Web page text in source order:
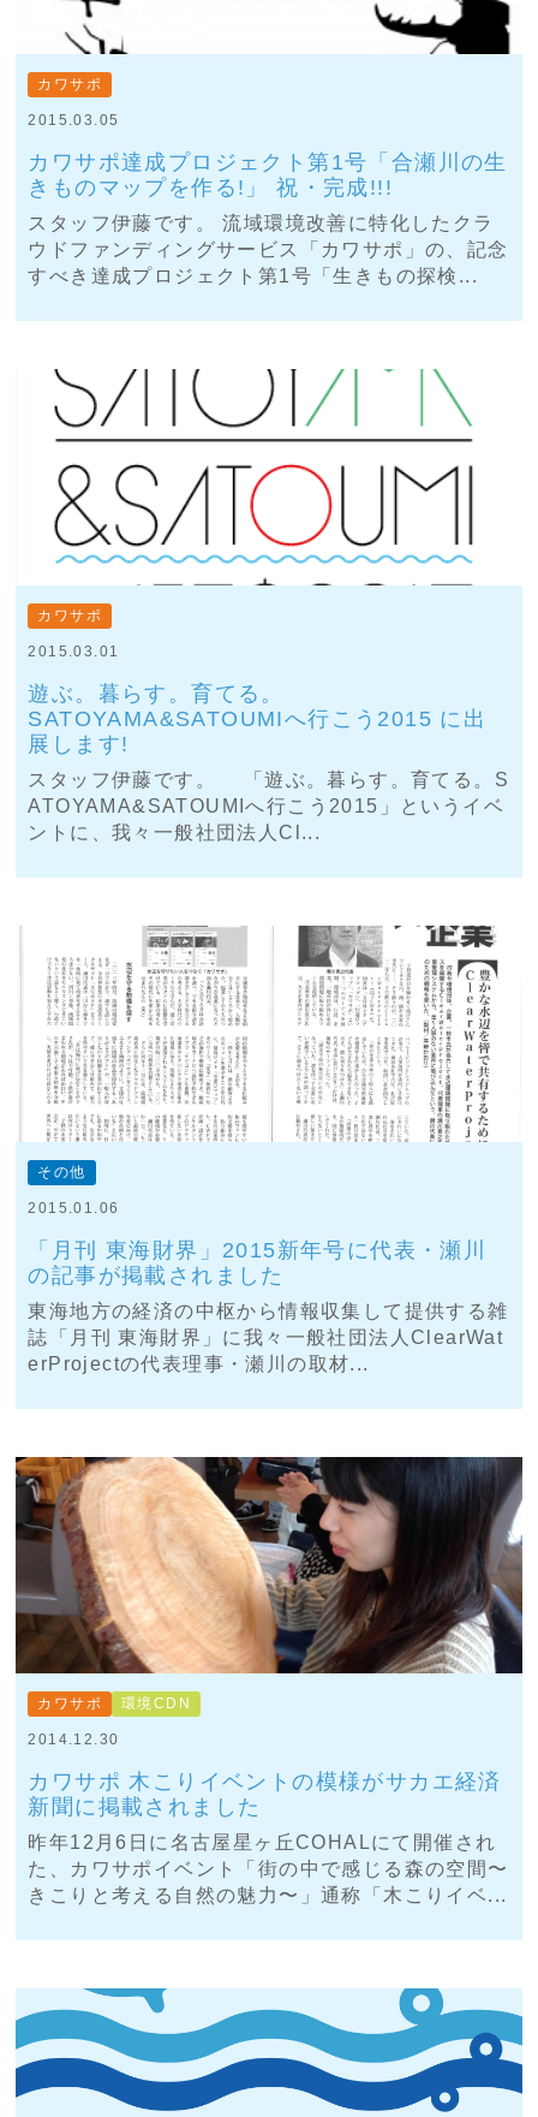
カワサポ
2015.03.05
カワサポ達成プロジェクト第1号「合瀬川の生
きものマップを作る!」 祝・完成!!!
スタッフ伊藤です。 流域環境改善に特化したクラ
ウドファンディングサービス「カワサポ」の、記念
すべき達成プロジェクト第1号「生きもの探検...
カワサポ
2015.03.01
遊ぶ。暮らす。育てる。
SATOYAMA&SATOUMIへ行こう2015 に出
展します!
スタッフ伊藤です。 「遊ぶ。暮らす。育てる。S
ATOYAMA&SATOUMIへ行こう2015」というイベ
ントに、我々一般社団法人Cl...
その他
2015.01.06
「月刊 東海財界」2015新年号に代表・瀬川
の記事が掲載されました
東海地方の経済の中枢から情報収集して提供する雑
誌「月刊 東海財界」に我々一般社団法人ClearWat
erProjectの代表理事・瀬川の取材...
カワサポ 環境CDN
2014.12.30
カワサポ 木こりイベントの模様がサカエ経済
新聞に掲載されました
昨年12月6日に名古屋星ヶ丘COHALにて開催され
た、カワサポイベント「街の中で感じる森の空間〜
きこりと考える自然の魅力〜」通称「木こりイベ...